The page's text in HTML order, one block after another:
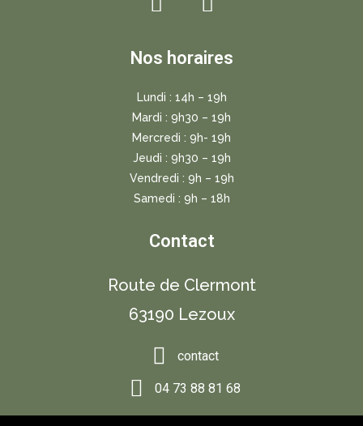
Nos horaires
Lundi : 14h – 19h
Mardi : 9h30 – 19h
Mercredi : 9h- 19h
Jeudi : 9h30 – 19h
Vendredi : 9h – 19h
Samedi : 9h – 18h
Contact
Route de Clermont
63190 Lezoux
contact
04 73 88 81 68